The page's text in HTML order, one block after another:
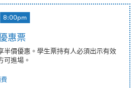
8:00pm
惠票
半價優惠。學生票持有人必須出示有效
可進場。